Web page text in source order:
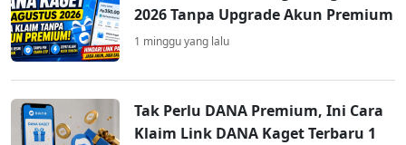
2026 Tanpa Upgrade Akun Premium
1 minggu yang lalu
Tak Perlu DANA Premium, Ini Cara
Klaim Link DANA Kaget Terbaru 1